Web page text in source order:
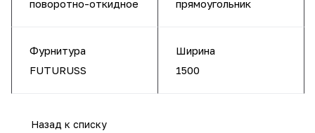
поворотно-откидное
прямоугольник
Фурнитура
FUTURUSS
Ширина
1500
Назад к списку